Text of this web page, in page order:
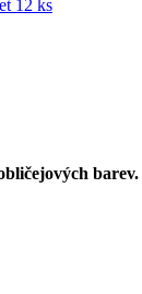
barev.